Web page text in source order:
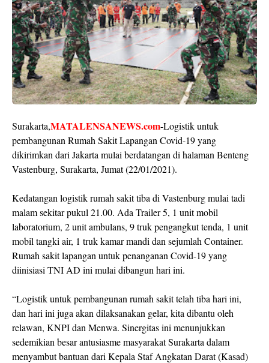
Surakarta,MATALENSANEWS.com-Logistik untuk
pembangunan Rumah Sakit Lapangan Covid-19 yang
dikirimkan dari Jakarta mulai berdatangan di halaman Benteng
Vastenburg, Surakarta, Jumat (22/01/2021).
Kedatangan logistik rumah sakit tiba di Vastenburg mulai tadi
malam sekitar pukul 21.00. Ada Trailer 5, 1 unit mobil
laboratorium, 2 unit ambulans, 9 truk pengangkut tenda, 1 unit
mobil tangki air, 1 truk kamar mandi dan sejumlah Container.
Rumah sakit lapangan untuk penanganan Covid-19 yang
diinisiasi TNI AD ini mulai dibangun hari ini.
“Logistik untuk pembangunan rumah sakit telah tiba hari ini,
dan hari ini juga akan dilaksanakan gelar, kita dibantu oleh
relawan, KNPI dan Menwa. Sinergitas ini menunjukkan
sedemikian besar antusiasme masyarakat Surakarta dalam
menyambut bantuan dari Kepala Staf Angkatan Darat (Kasad)